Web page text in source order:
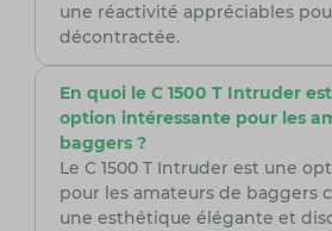
une réactivité appréciables
décontractée.
En quoi le C 1500 T Intruder
option intéressante pour les
baggers ?
Le C 1500 T Intruder est une
pour les amateurs de baggers
une esthétique élégante et